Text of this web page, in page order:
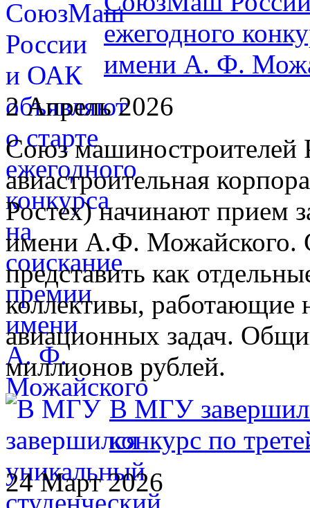
ежегодного
имени А. Ф.
2 Апрель 2026
Союз машиностроителей
авиастроительная
Ростех) начинают прием
имени А.Ф. Можайского.
представить как
коллективы, работающие
авиационных задач.
миллионов рублей.
В МГУ
конкурс по
24 Март 2026